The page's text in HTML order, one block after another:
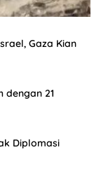
Gaza Kian
dengan 21
Diplomasi